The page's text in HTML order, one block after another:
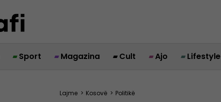
Sport Magazina Cult Ajo Lifestyle
Lajme > Kosovë > Politikë